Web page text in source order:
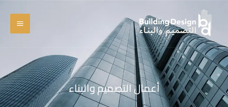
المحتوى
أعمال التصميم والبناء